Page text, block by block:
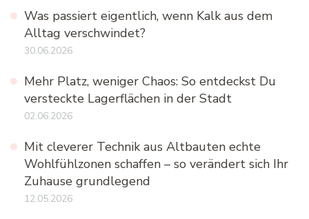
Was passiert eigentlich, wenn Kalk aus dem
Alltag verschwindet?
30.06.2026
Mehr Platz, weniger Chaos: So entdeckst Du
versteckte Lagerflächen in der Stadt
02.06.2026
Mit cleverer Technik aus Altbauten echte
Wohlfühlzonen schaffen – so verändert sich Ihr
Zuhause grundlegend
12.05.2026